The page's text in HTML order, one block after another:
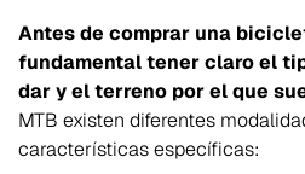
Antes de comprar una
fundamental tener claro el
dar y el terreno por el que
MTB existen diferentes
características específicas: